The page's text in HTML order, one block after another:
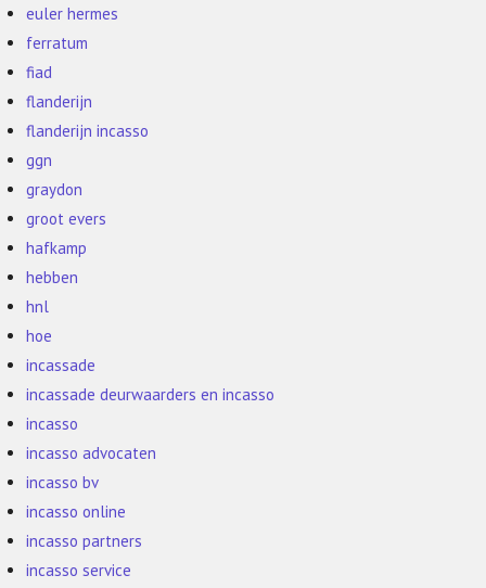
euler hermes
ferratum
fiad
flanderijn
flanderijn incasso
ggn
graydon
groot evers
hafkamp
hebben
hnl
hoe
incassade
incassade deurwaarders en incasso
incasso
incasso advocaten
incasso bv
incasso online
incasso partners
incasso service